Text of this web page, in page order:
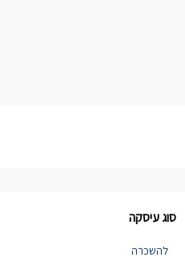
סוג עיסקה
להשכרה